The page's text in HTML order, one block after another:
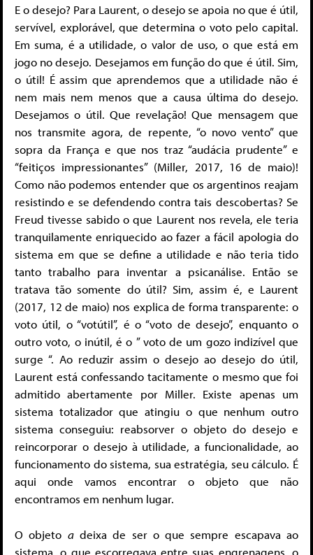
E o desejo? Para Laurent, o desejo se apoia no que é útil,
servível, explorável, que determina o voto pelo capital.
Em suma, é a utilidade, o valor de uso, o que está em
jogo no desejo. Desejamos em função do que é útil. Sim,
o útil! É assim que aprendemos que a utilidade não é
nem mais nem menos que a causa última do desejo.
Desejamos o útil. Que revelação! Que mensagem que
nos transmite agora, de repente, “o novo vento” que
sopra da França e que nos traz “audácia prudente” e
“feitiços impressionantes” (Miller, 2017, 16 de maio)!
Como não podemos entender que os argentinos reajam
resistindo e se defendendo contra tais descobertas? Se
Freud tivesse sabido o que Laurent nos revela, ele teria
tranquilamente enriquecido ao fazer a fácil apologia do
sistema em que se define a utilidade e não teria tido
tanto trabalho para inventar a psicanálise. Então se
tratava tão somente do útil? Sim, assim é, e Laurent
(2017, 12 de maio) nos explica de forma transparente: o
voto útil, o “votútil”, é o “voto de desejo”, enquanto o
outro voto, o inútil, é o ” voto de um gozo indizível que
surge “. Ao reduzir assim o desejo ao desejo do útil,
Laurent está confessando tacitamente o mesmo que foi
admitido abertamente por Miller. Existe apenas um
sistema totalizador que atingiu o que nenhum outro
sistema conseguiu: reabsorver o objeto do desejo e
reincorporar o desejo à utilidade, a funcionalidade, ao
funcionamento do sistema, sua estratégia, seu cálculo. É
aqui onde vamos encontrar o objeto que não
encontramos em nenhum lugar.
O objeto adeixa de ser o que sempre escapava ao
sistema, o que escorregava entre suas engrenagens, o